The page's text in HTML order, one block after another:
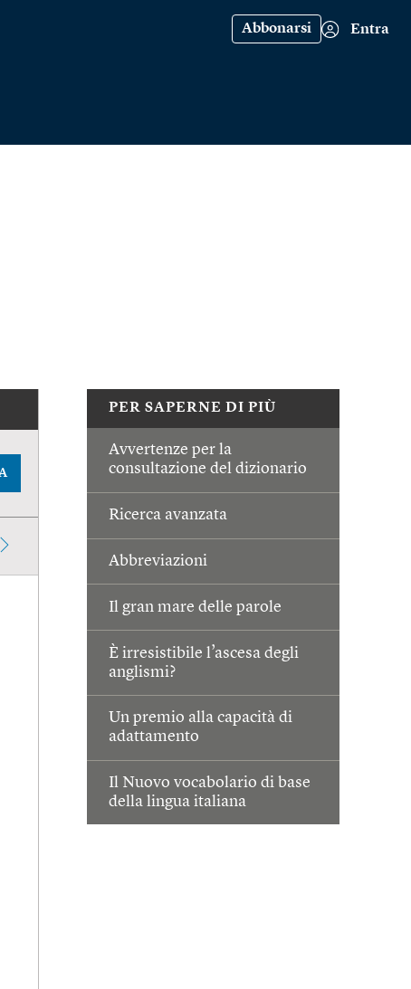
Abbonarsi Entra
PER SAPERNE DI PIÙ
Avvertenze per la
consultazione del dizionario
Ricerca avanzata
Abbreviazioni
Il gran mare delle parole
È irresistibile l’ascesa degli
anglismi?
Un premio alla capacità di
adattamento
Il Nuovo vocabolario di base
della lingua italiana